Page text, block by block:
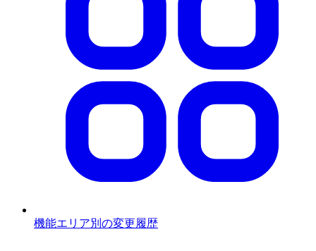
機能エリア別の変更履歴